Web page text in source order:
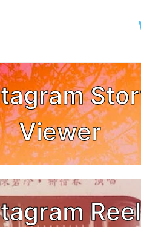
Viewer